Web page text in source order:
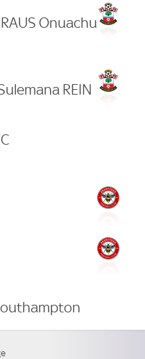
Onuachu
REIN